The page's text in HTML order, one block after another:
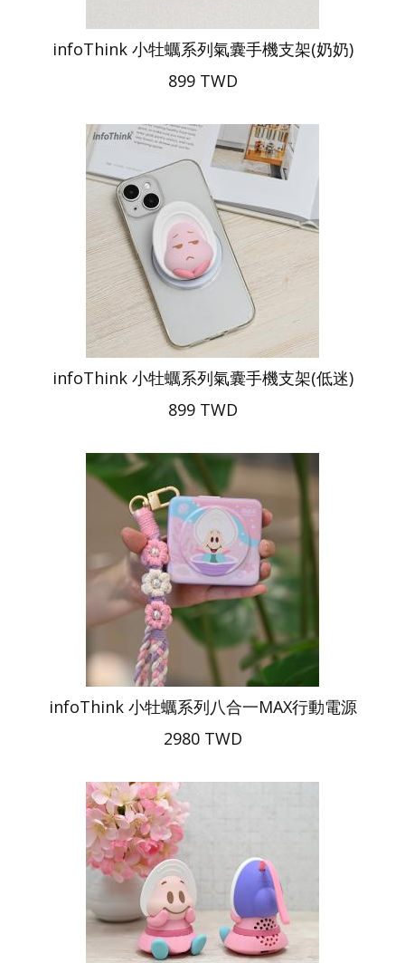
infoThink 小牡蠣系列氣囊手機支架(奶奶)
899 TWD
infoThink 小牡蠣系列氣囊手機支架(低迷)
899 TWD
infoThink 小牡蠣系列八合一MAX行動電源
2980 TWD